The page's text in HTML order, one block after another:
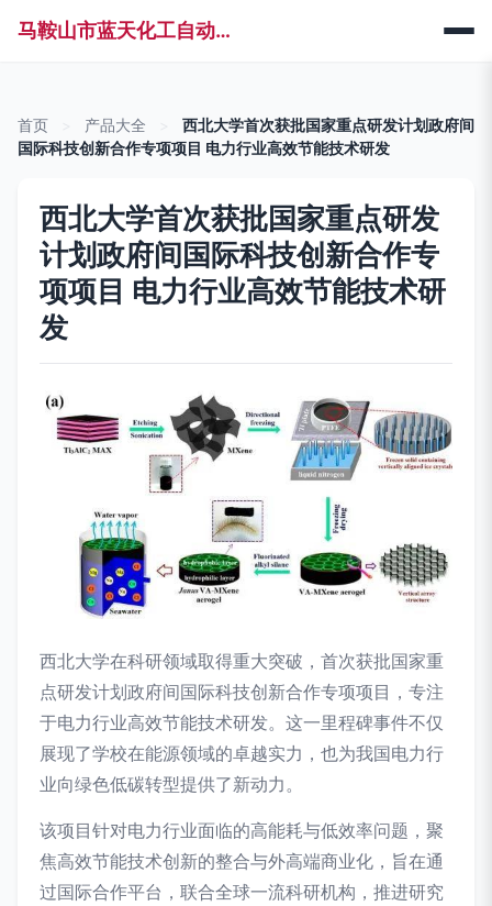
马鞍山市蓝天化工自动化科技有限公司
首页 产品大全
西北大学首次获批国家重点研发计划政府间
国际科技创新合作专项项目 电力行业高效节能技术研发
西北大学首次获批国家重点研发
计划政府间国际科技创新合作专
项项目 电力行业高效节能技术研
发
西北大学在科研领域取得重大突破，首次获批国家重
点研发计划政府间国际科技创新合作专项项目，专注
于电力行业高效节能技术研发。这一里程碑事件不仅
展现了学校在能源领域的卓越实力，也为我国电力行
业向绿色低碳转型提供了新动力。
该项目针对电力行业面临的高能耗与低效率问题，聚
焦高效节能技术创新的整合与外高端商业化，旨在通
过国际合作平台，联合全球一流科研机构，推进研究